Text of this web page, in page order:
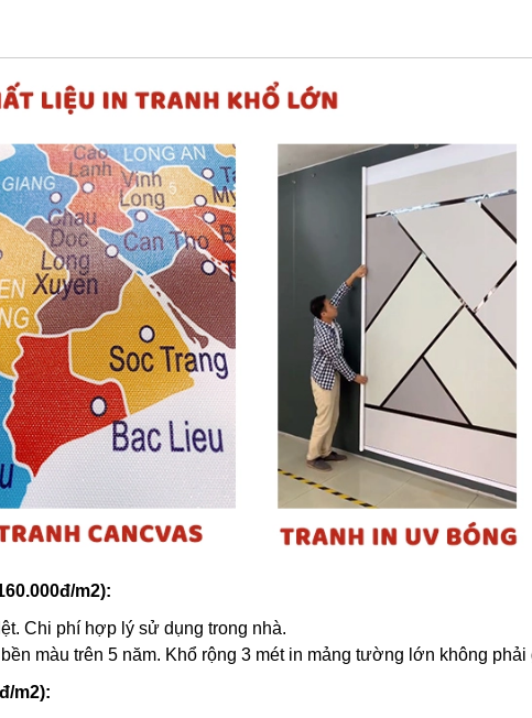
m2):
Chi phí hợp lý sử dụng trong nhà.
màu trên 5 năm. Khổ rộng 3 mét in mảng tường lớn không phải
m2):